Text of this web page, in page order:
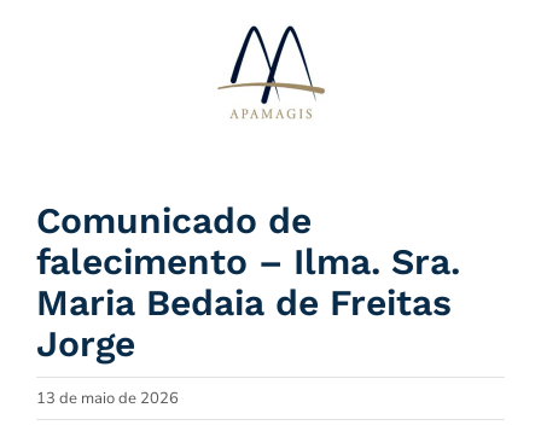
Comunicado de
falecimento – Ilma. Sra.
Maria Bedaia de Freitas
Jorge
13 de maio de 2026